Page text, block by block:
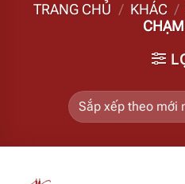
TRANG CHỦ / KHÁC /